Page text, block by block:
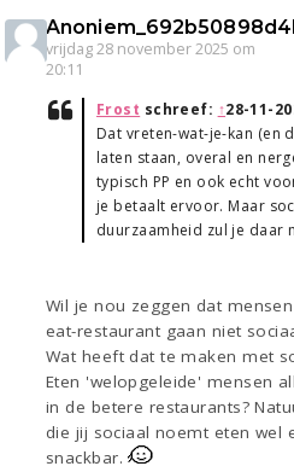
vrijdag 28 november 2025 om
20:11
Frost schreef: ↑28-11-
Dat vreten-wat-je-kan (en
laten staan, overal en
typisch PP en ook echt
je betaalt ervoor. Maar
duurzaamheid zul je daar
Wil je nou zeggen dat
eat-restaurant gaan niet
Wat heeft dat te maken met
Eten 'welopgeleide' mensen
in de betere restaurants?
die jij sociaal noemt eten wel
snackbar.